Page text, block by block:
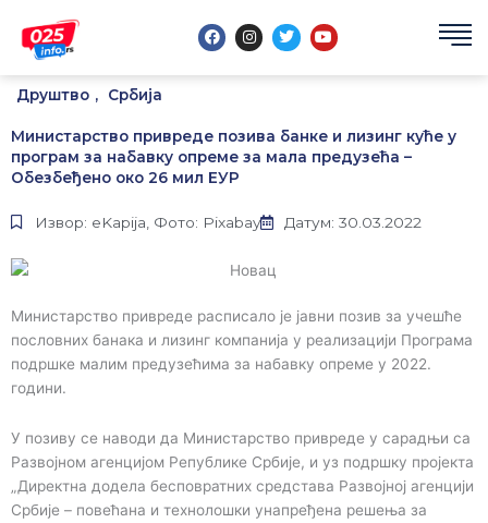
садржај
F
a
e
k
I
n
t
a
m
T
w
t
Y
o
t
Друштво , Србија
Министарство привреде позива банке и лизинг куће у
програм за набавку опреме за мала предузећа –
Обезбеђено око 26 мил ЕУР
Извор: eKapija, Фото: Pixabay Датум: 30.03.2022
Министарство привреде расписало је јавни позив за учешће
пословних банака и лизинг компанија у реализацији Програма
подршке малим предузећима за набавку опреме у 2022.
години.
У позиву се наводи да Министарство привреде у сарадњи са
Развојном агенцијом Републике Србије, и уз подршку пројекта
„Директна додела бесповратних средстава Развојној агенцији
Србије – повећана и технолошки унапређена решења за